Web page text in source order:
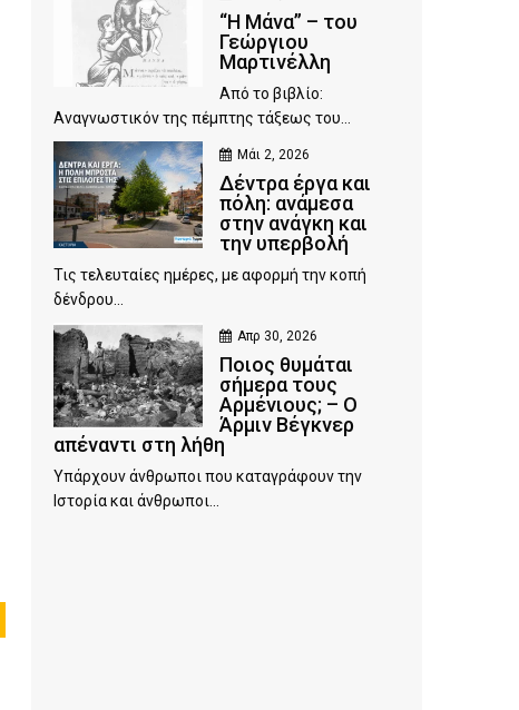
“Η Μάνα” – του
Γεώργιου
Μαρτινέλλη
Από το βιβλίο:
Αναγνωστικόν της πέμπτης τάξεως του...
Μάι 2, 2026
Δέντρα έργα και
πόλη: ανάμεσα
στην ανάγκη και
την υπερβολή
Τις τελευταίες ημέρες, με αφορμή την κοπή
δένδρου...
Απρ 30, 2026
Ποιος θυμάται
σήμερα τους
Αρμένιους; – Ο
Άρμιν Βέγκνερ
απέναντι στη λήθη
Υπάρχουν άνθρωποι που καταγράφουν την
Ιστορία και άνθρωποι...